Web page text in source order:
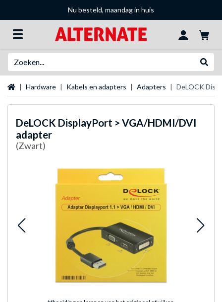
Nu besteld, maandag in huis
Startpagina
Hardware Kabels en adapters Adapters DeLOCK
DeLOCK DisplayPort > VGA/HDMI/DVI
adapter
(Zwart)